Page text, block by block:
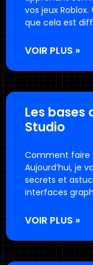
vos jeux Roblox.
que cela est
VOIR PLUS »
Les bases
Studio
Comment faire
Aujourd’hui, je
secrets et
interfaces
VOIR PLUS »